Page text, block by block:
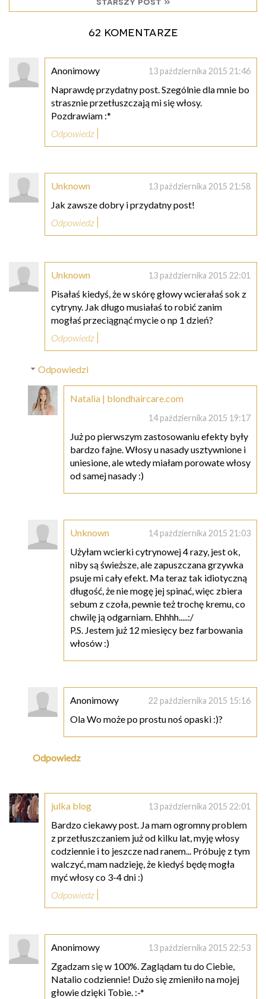
62 komentarze
Anonimowy 13 października 2015 21:46
Naprawdę przydatny post. Szególnie dla mnie bo
strasznie przetłuszczają mi się włosy.
Pozdrawiam :*
Odpowiedz
Unknown 13 października 2015 21:58
Jak zawsze dobry i przydatny post!
Odpowiedz
Unknown 13 października 2015 22:01
Pisałaś kiedyś, że w skórę głowy wcierałaś sok z
cytryny. Jak długo musiałaś to robić zanim
mogłaś przeciągnąć mycie o np 1 dzień?
Odpowiedz
Odpowiedzi
Natalia | blondhaircare.com
14 października 2015 19:17
Już po pierwszym zastosowaniu efekty były
bardzo fajne. Włosy u nasady usztywnione i
uniesione, ale wtedy miałam porowate włosy
od samej nasady :)
Unknown 14 października 2015 21:03
Użyłam wcierki cytrynowej 4 razy, jest ok,
niby są świeższe, ale zapuszczana grzywka
psuje mi cały efekt. Ma teraz tak idiotyczną
długość, że nie mogę jej spinać, więc zbiera
sebum z czoła, pewnie też trochę kremu, co
chwilę ją odgarniam. Ehhhh.....:/
P.S. Jestem już 12 miesięcy bez farbowania
włosów :)
Anonimowy 22 października 2015 15:16
Ola Wo może po prostu noś opaski :)?
Odpowiedz
julka blog 13 października 2015 22:01
Bardzo ciekawy post. Ja mam ogromny problem
z przetłuszczaniem już od kilku lat, myję włosy
codziennie i to jeszcze nad ranem... Próbuję z tym
walczyć, mam nadzieję, że kiedyś będę mogła
myć włosy co 3-4 dni :)
Odpowiedz
Anonimowy 13 października 2015 22:53
Zgadzam się w 100%. Zaglądam tu do Ciebie,
Natalio codziennie! Dużo się zmieniło na mojej
głowie dzięki Tobie. :-*